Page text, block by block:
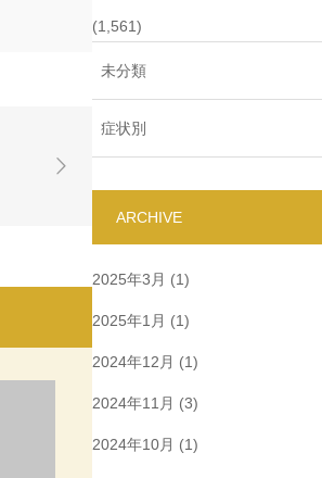
(1,561)
未分類
症状別
ARCHIVE
2025年3月 (1)
2025年1月 (1)
2024年12月 (1)
2024年11月 (3)
2024年10月 (1)